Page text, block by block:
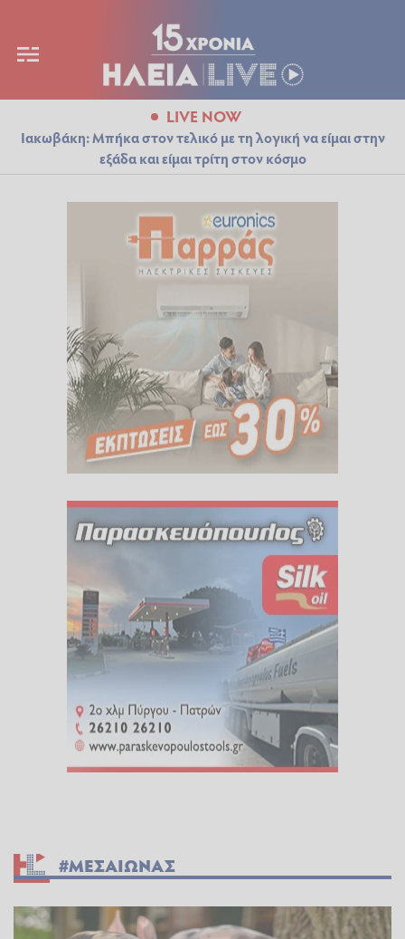
LIVE NOW
Ιακωβάκη: Μπήκα στον τελικό με τη λογική να είμαι στην
εξάδα και είμαι τρίτη στον κόσμο
#ΜΕΣΑΙΩΝΑΣ